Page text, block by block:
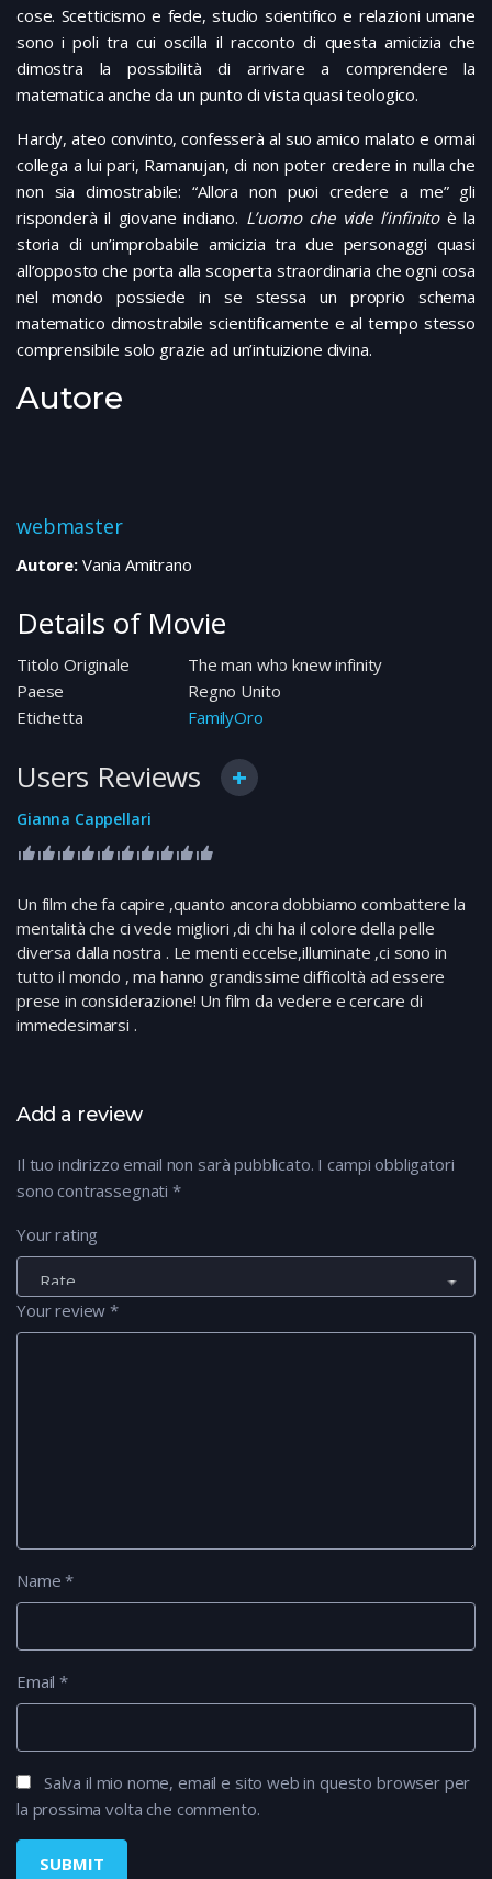
cose. Scetticismo e fede, studio scientifico e relazioni umane
sono i poli tra cui oscilla il racconto di questa amicizia che
dimostra la possibilità di arrivare a comprendere la
matematica anche da un punto di vista quasi teologico.
Hardy, ateo convinto, confesserà al suo amico malato e ormai
collega a lui pari, Ramanujan, di non poter credere in nulla che
non sia dimostrabile: “Allora non puoi credere a me” gli
risponderà il giovane indiano. L’uomo che vide l’infinitoè la
storia di un’improbabile amicizia tra due personaggi quasi
all’opposto che porta alla scoperta straordinaria che ogni cosa
nel mondo possiede in se stessa un proprio schema
matematico dimostrabile scientificamente e al tempo stesso
comprensibile solo grazie ad un’intuizione divina.
Autore
webmaster
Autore:Vania Amitrano
Details of Movie
Titolo Originale
The man who knew infinity
Paese
Regno Unito
Etichetta
FamilyOro
Add a review
Il tuo indirizzo email non sarà pubblicato. I campi obbligatori
sono contrassegnati *
Your rating
Your review*
Name*
Email*
Salva il mio nome, email e sito web in questo browser per
la prossima volta che commento.
Users Reviews
Gianna Cappellari
Un film che fa capire ,quanto ancora dobbiamo combattere la
mentalità che ci vede migliori ,di chi ha il colore della pelle
diversa dalla nostra . Le menti eccelse,illuminate ,ci sono in
tutto il mondo , ma hanno grandissime difficoltà ad essere
prese in considerazione! Un film da vedere e cercare di
immedesimarsi .